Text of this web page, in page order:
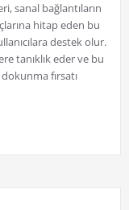
sanal bağlantıların
hitap eden bu
destek olur.
tanıklık eder ve bu
fırsatı